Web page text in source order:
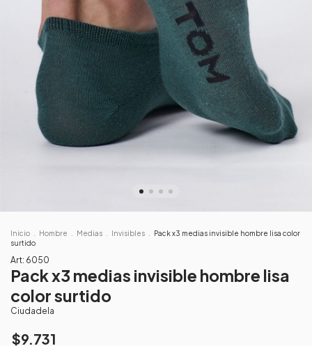
Inicio Hombre Medias Invisibles
Pack x3 medias invisible hombre lisa color
surtido
Art: 6050
Pack x3 medias invisible hombre lisa
color surtido
Ciudadela
$9.731